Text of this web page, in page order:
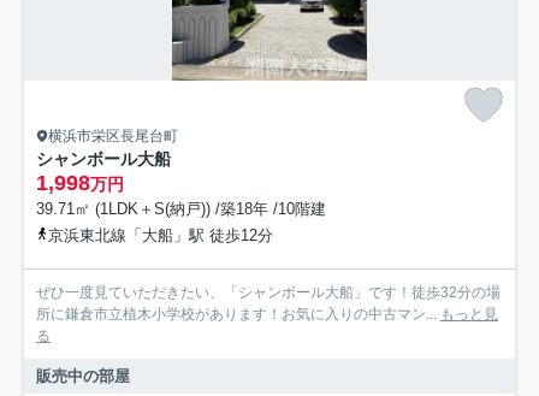
横浜市栄区長尾台町
シャンボール大船
1,998万円
39.71㎡ (1LDK＋S(納戸)) /築18年 /10階建
京浜東北線「大船」駅 徒歩12分
ぜひ一度見ていただきたい、「シャンボール大船」です！徒歩32分の場
所に鎌倉市立植木小学校があります！お気に入りの中古マン... もっと見
る
販売中の部屋